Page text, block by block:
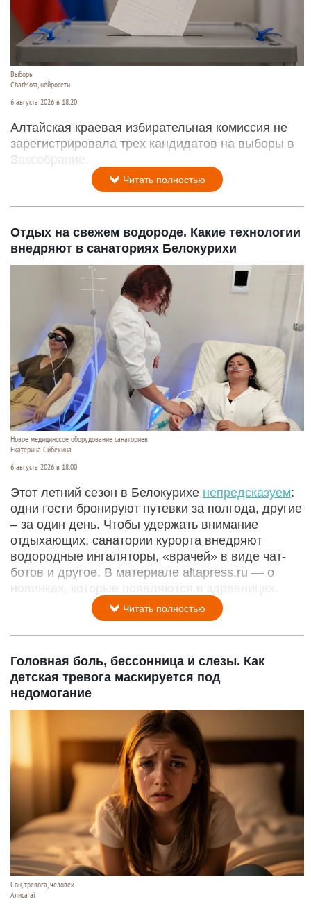
Выборы
ChatMost, нейросети
6 августа 2026 в 18:20
Алтайская краевая избирательная комиссия не
зарегистрировала трех кандидатов на выборы в
Заксобрание.
Читать полностью
Отдых на свежем водороде. Какие технологии
внедряют в санаториях Белокурихи
Новое медицинское оборудование санаториев
Екатерина Сибекина
6 августа 2026 в 18:00
Этот летний сезон в Белокурихе непредсказуем:
одни гости бронируют путевки за полгода, другие
– за один день. Чтобы удержать внимание
отдыхающих, санатории курорта внедряют
водородные ингаляторы, «врачей» в виде чат-
ботов и другое. В материале altapress.ru — о
новинках, которые появляются в здравницах.
Читать полностью
Головная боль, бессонница и слезы. Как
детская тревога маскируется под
недомогание
Сон, тревога, человек
Алиса ai